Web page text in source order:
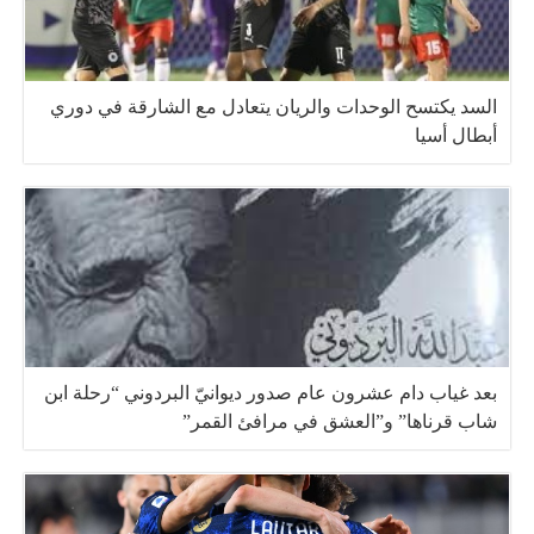
السد يكتسح الوحدات والريان يتعادل مع الشارقة في دوري
أبطال أسيا
بعد غياب دام عشرون عام صدور ديوانيّ البردوني “رحلة ابن
شاب قرناها” و”العشق في مرافئ القمر”